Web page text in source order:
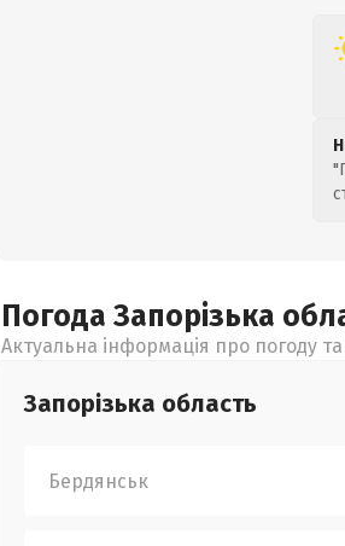
Погода Запорізька
Актуальна інформація про погоду
Запорізька область
Бердянськ